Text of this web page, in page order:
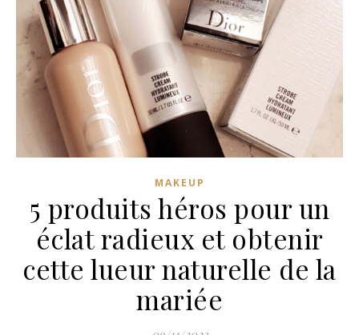
MAKEUP
5 produits héros pour un
éclat radieux et obtenir
cette lueur naturelle de la
mariée